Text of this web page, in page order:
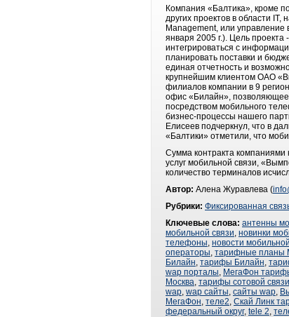
Компания «Балтика», кроме
других проектов в области
Management, или управление
января 2005 г.). Цель
интегрироваться с
планировать поставки и
единая отчетность и
крупнейшим клиентом ОАО
филиалов компании в 9
офис «Билайн», позволяющее
посредством мобильного
бизнес-процессы нашего
Елисеев подчеркнул, что в
«Балтики» отметили, что
Сумма контракта компаниями
услуг мобильной связи,
количество терминалов
Автор: Алена Журавлева (
Рубрики: Фиксированная
Ключевые слова: антенны
мобильной связи, новинки
телефоны, новости
операторы, тарифные планы
Билайн, тарифы Билайн,
wap порталы, МегаФон
Москва, тарифы сотовой связи
wap, wap сайты, сайты wap,
МегаФон, теле2, Скай Линк
федеральный округ, tele 2,